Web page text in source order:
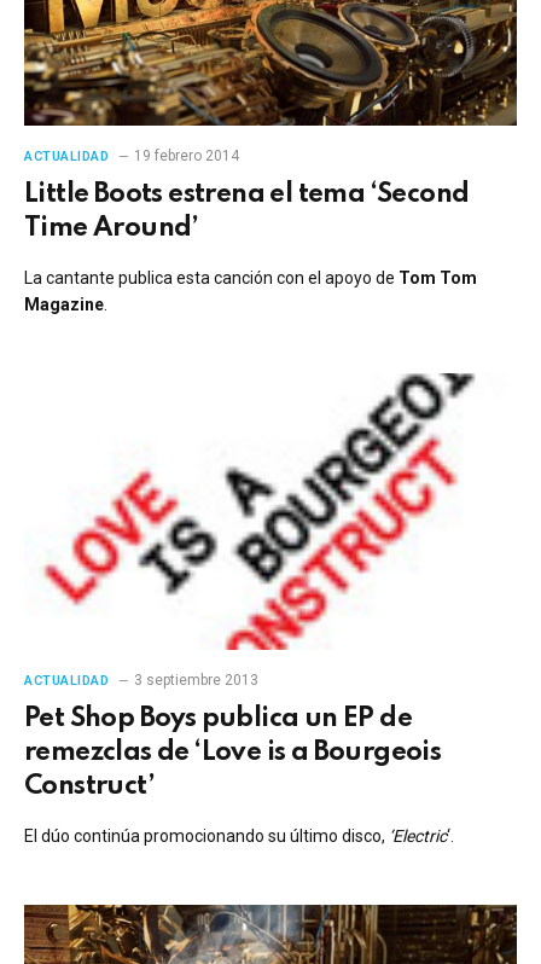
ACTUALIDAD 19 febrero 2014
Little Boots estrena el tema ‘Second
Time Around’
La cantante publica esta canción con el apoyo de Tom Tom
Magazine
ACTUALIDAD 3 septiembre 2013
Pet Shop Boys publica un EP de
remezclas de ‘Love is a Bourgeois
Construct’
El dúo continúa promocionando su último disco, ‘Electric‘.